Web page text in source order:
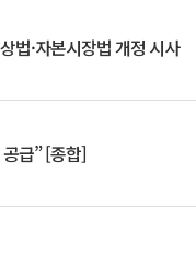
법·자본시장법 개정 시사
급” [종합]